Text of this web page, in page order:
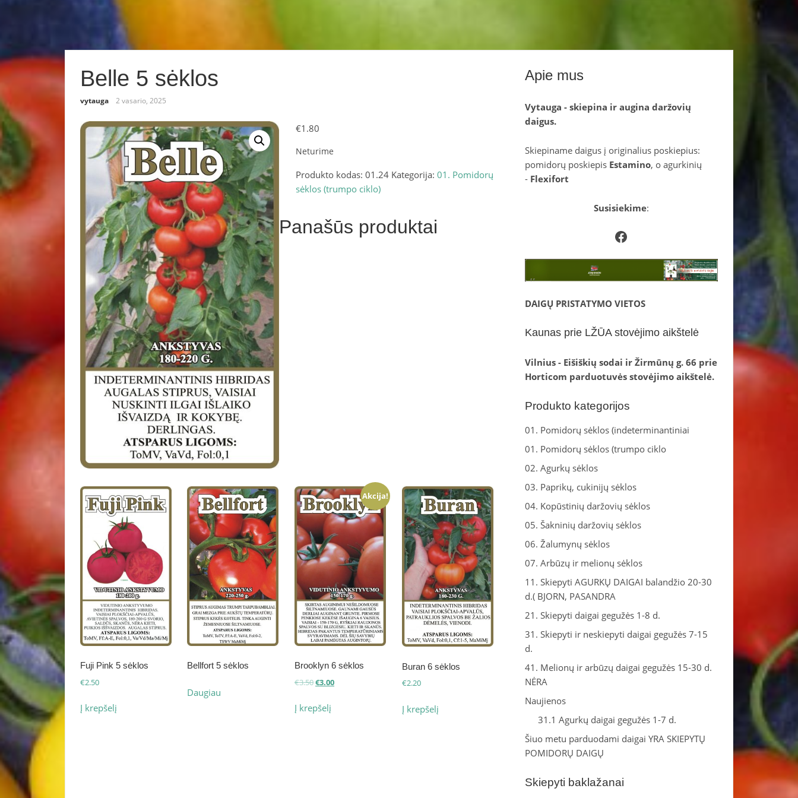
Belle 5 sėklos
vytauga 2 vasario, 2025
€1.80
Neturime
Produkto kodas:01.24 Kategorija:01. Pomidorų
sėklos (trumpo ciklo)
Panašūs produktai
Fuji Pink 5 sėklos
€2.50
Į krepšelį
Bellfort 5 sėklos
Daugiau
Akcija!
Brooklyn 6 sėklos
€3.50Original
was:
€3.00Current
Į krepšelį
Buran 6 sėklos
€2.20
Į krepšelį
Apie mus
Vytauga - skiepina ir augina daržovių
daigus.
Skiepiname daigus į originalius poskiepius:
pomidorų poskiepis Estamino, o agurkinių
- Flexifort
Susisiekime:
Facebook
DAIGŲ PRISTATYMO VIETOS
Kaunas prie LŽŪA stovėjimo aikštelė
Vilnius - Eišiškių sodai ir Žirmūnų g. 66 prie
Horticom parduotuvės stovėjimo aikštelė.
Produkto kategorijos
01. Pomidorų sėklos (indeterminantiniai
01. Pomidorų sėklos (trumpo ciklo
02. Agurkų sėklos
03. Paprikų, cukinijų sėklos
04. Kopūstinių daržovių sėklos
05. Šakninių daržovių sėklos
06. Žalumynų sėklos
07. Arbūzų ir melionų sėklos
11. Skiepyti AGURKŲ DAIGAI balandžio 20-30
d.( BJORN, PASANDRA
21. Skiepyti daigai gegužės 1-8 d.
31. Skiepyti ir neskiepyti daigai gegužės 7-15
d.
41. Melionų ir arbūzų daigai gegužės 15-30 d.
NĖRA
Naujienos
31.1 Agurkų daigai gegužės 1-7 d.
Šiuo metu parduodami daigai YRA SKIEPYTŲ
POMIDORŲ DAIGŲ
Skiepyti baklažanai